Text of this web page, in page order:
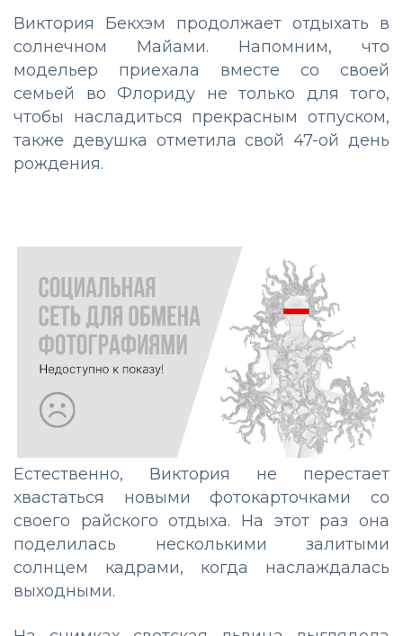
Виктория Бекхэм продолжает отдыхать в
солнечном Майами. Напомним, что
модельер приехала вместе со своей
семьей во Флориду не только для того,
чтобы насладиться прекрасным отпуском,
также девушка отметила свой 47-ой день
рождения.
Естественно, Виктория не перестает
хвастаться новыми фотокарточками со
своего райского отдыха. На этот раз она
поделилась несколькими залитыми
солнцем кадрами, когда наслаждалась
выходными.